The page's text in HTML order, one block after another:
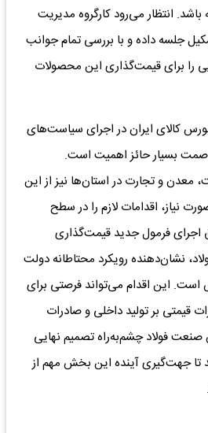
باشد. انتظار می‌‌‌رود کارگروه مدیریت
جلسه داده و با بررسی تمام جوانب
را برای قیمت‌‌‌گذاری این محصولات
کالای ایران در اجرای سیاست‌های
بسیار حائز اهمیت است.
و تجارت در استان‌ها نیز از این
نیاز، اقدامات لازم را در سطح
اجرای فرمول جدید قیمت‌‌‌گذاری
نشان‌دهنده رویکرد محتاطانه دولت
این اقدام می‌تواند فرصتی برای
قیمتی بر تولید داخلی و صادرات
صنعت فولاد چشم‌‌‌به‌‌‌راه تصمیم نهایی
تا جهت‌‌‌گیری آینده این بخش مهم از